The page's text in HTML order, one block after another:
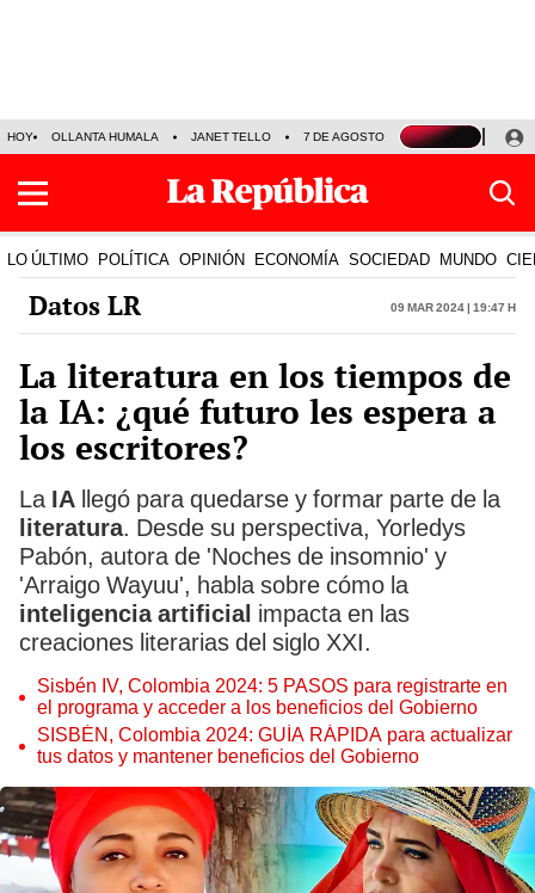
HOY OLLANTA HUMALA JANET TELLO 7 DE AGOSTO TINKA RESULTADOS
LO ÚLTIMO POLÍTICA OPINIÓN ECONOMÍA SOCIEDAD MUNDO
Datos LR 09 Mar 2024 | 19:47 h
La literatura en los tiempos de
la IA: ¿qué futuro les espera a
los escritores?
La IA llegó para quedarse y formar parte de la
literatura. Desde su perspectiva, Yorledys
Pabón, autora de 'Noches de insomnio' y
'Arraigo Wayuu', habla sobre cómo la
inteligencia artificial impacta en las
creaciones literarias del siglo XXI.
Sisbén IV, Colombia 2024: 5 PASOS para registrarte en
el programa y acceder a los beneficios del Gobierno
SISBÉN, Colombia 2024: GUÍA RÁPIDA para actualizar
tus datos y mantener beneficios del Gobierno